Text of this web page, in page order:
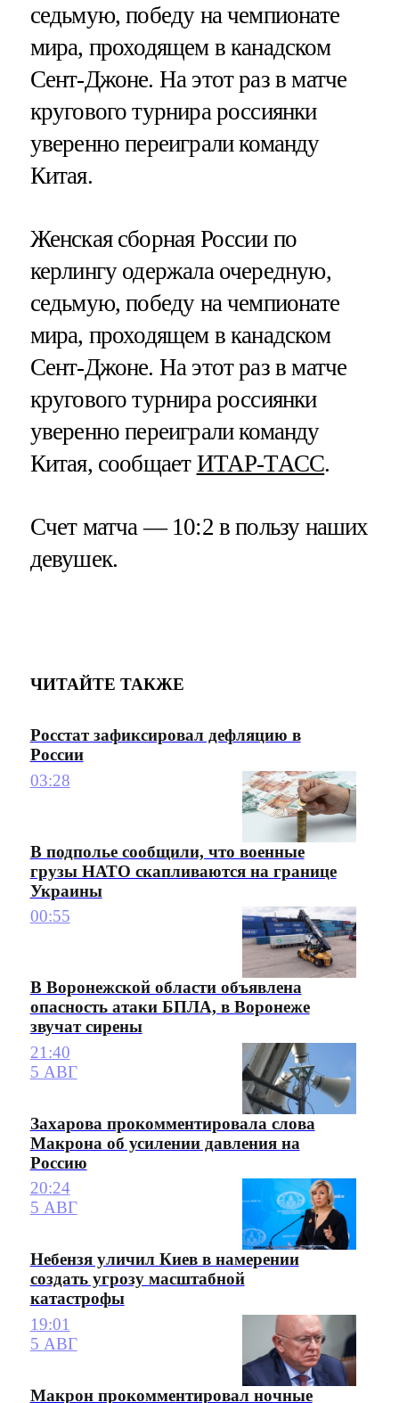
седьмую, победу на чемпионате
мира, проходящем в канадском
Сент-Джоне. На этот раз в матче
кругового турнира россиянки
уверенно переиграли команду
Китая.
Женская сборная России по
керлингу одержала очередную,
седьмую, победу на чемпионате
мира, проходящем в канадском
Сент-Джоне. На этот раз в матче
кругового турнира россиянки
уверенно переиграли команду
Китая, сообщает ИТАР-ТАСС.
Счет матча — 10:2 в пользу наших
девушек.
ЧИТАЙТЕ ТАКЖЕ
Росстат зафиксировал дефляцию в
России
03:28
В подполье сообщили, что военные
грузы НАТО скапливаются на границе
Украины
00:55
В Воронежской области объявлена
опасность атаки БПЛА, в Воронеже
звучат сирены
21:40
5 АВГ
Захарова прокомментировала слова
Макрона об усилении давления на
Россию
20:24
5 АВГ
Небензя уличил Киев в намерении
создать угрозу масштабной
катастрофы
19:01
5 АВГ
Макрон прокомментировал ночные